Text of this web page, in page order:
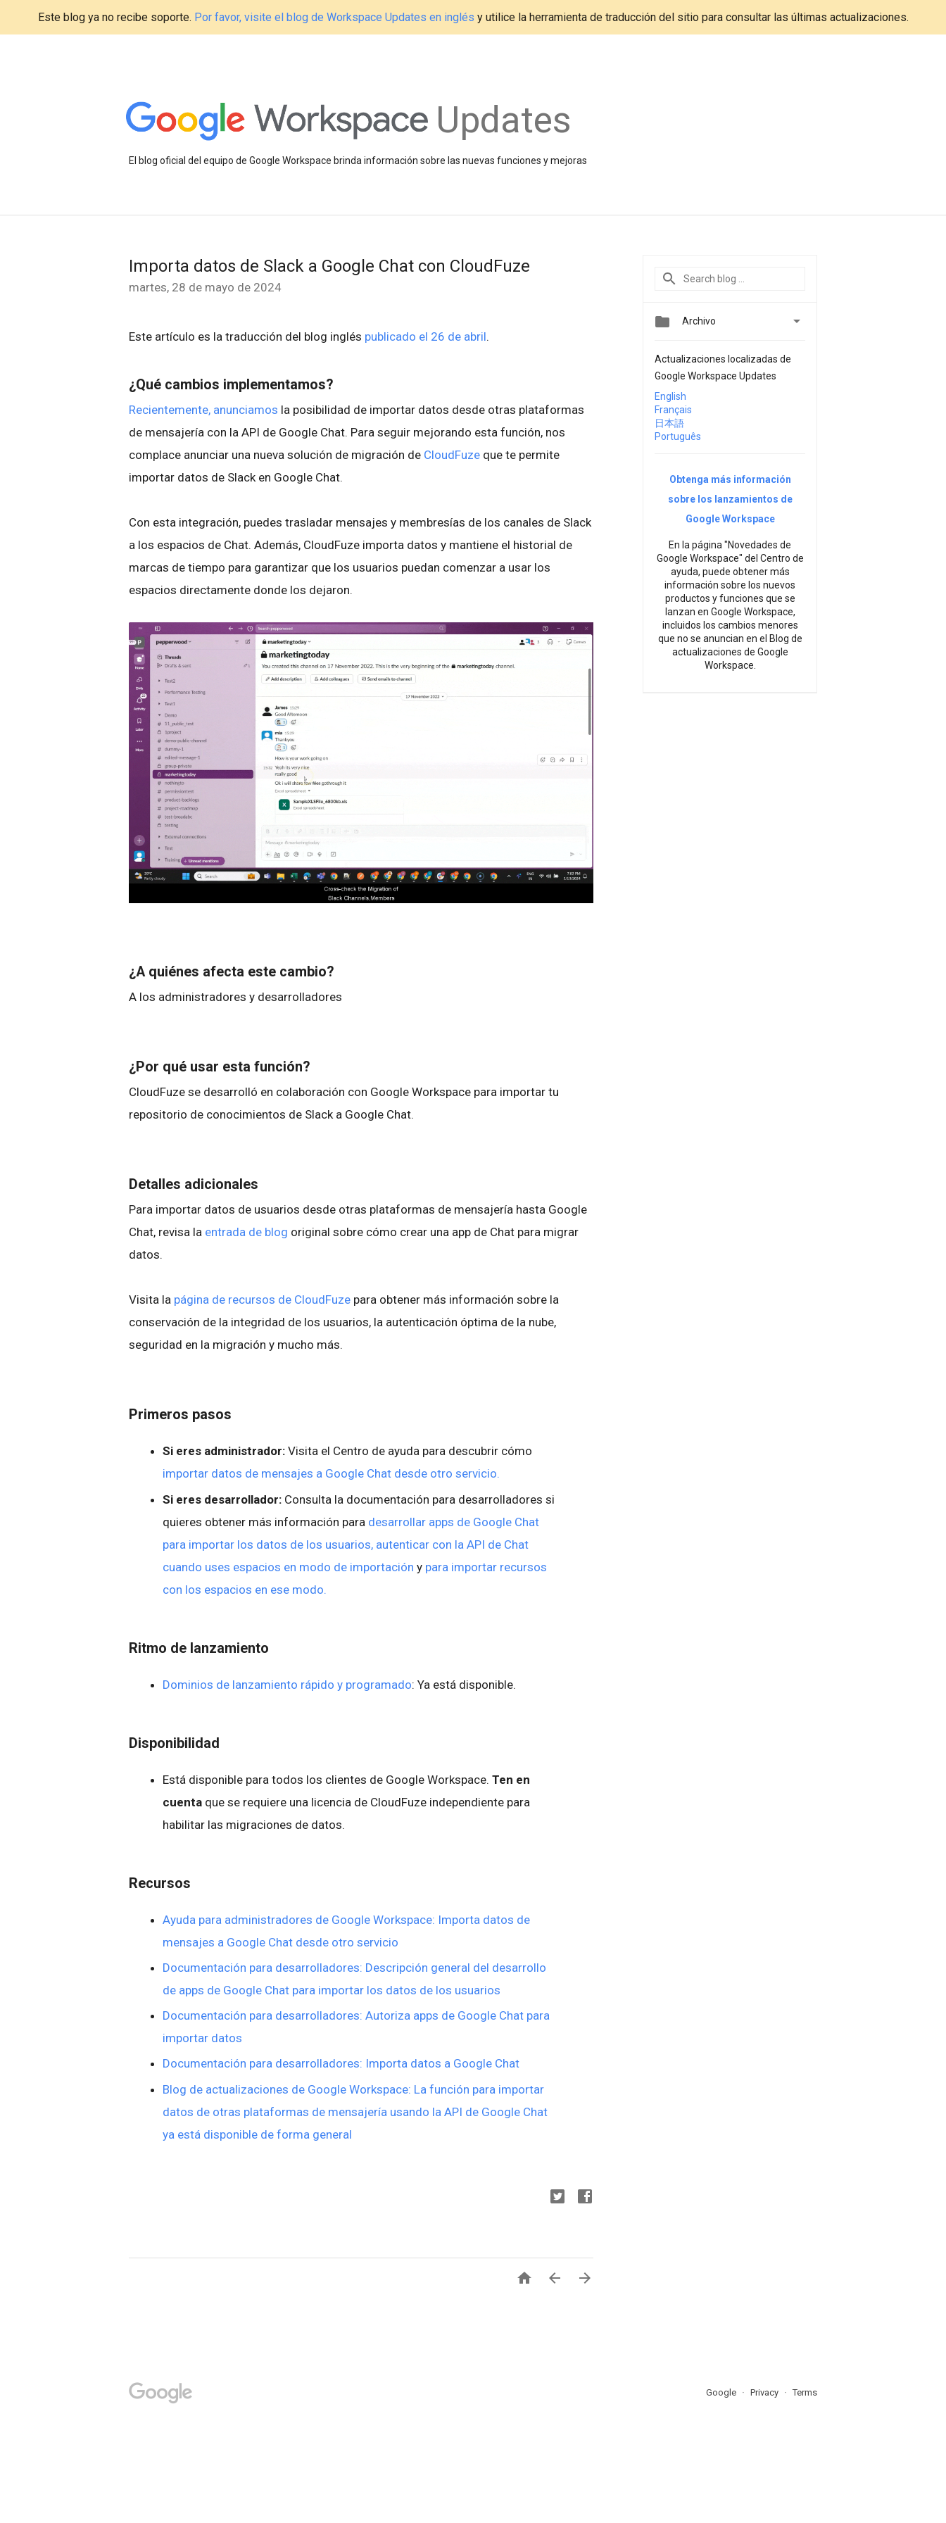
Este blog ya no recibe soporte. Por favor, visite el blog de Workspace Updates en inglés y utilice la herramienta de traducción del sitio para consultar las últimas actualizaciones.
Updates
El blog oficial del equipo de Google Workspace brinda información sobre las nuevas funciones y mejoras
Importa datos de Slack a Google Chat con CloudFuze
martes, 28 de mayo de 2024
Este artículo es la traducción del blog inglés publicado el 26 de abril.
¿Qué cambios implementamos?
Recientemente, anunciamos la posibilidad de importar datos desde otras plataformas
de mensajería con la API de Google Chat. Para seguir mejorando esta función, nos
complace anunciar una nueva solución de migración de CloudFuze que te permite
importar datos de Slack en Google Chat.
Con esta integración, puedes trasladar mensajes y membresías de los canales de Slack
a los espacios de Chat. Además, CloudFuze importa datos y mantiene el historial de
marcas de tiempo para garantizar que los usuarios puedan comenzar a usar los
espacios directamente donde los dejaron.
¿A quiénes afecta este cambio?
A los administradores y desarrolladores
¿Por qué usar esta función?
CloudFuze se desarrolló en colaboración con Google Workspace para importar tu
repositorio de conocimientos de Slack a Google Chat.
Detalles adicionales
Para importar datos de usuarios desde otras plataformas de mensajería hasta Google
Chat, revisa la entrada de blog original sobre cómo crear una app de Chat para migrar
datos.
Visita la página de recursos de CloudFuze para obtener más información sobre la
conservación de la integridad de los usuarios, la autenticación óptima de la nube,
seguridad en la migración y mucho más.
Primeros pasos
Si eres administrador: Visita el Centro de ayuda para descubrir cómo
importar datos de mensajes a Google Chat desde otro servicio.
Si eres desarrollador: Consulta la documentación para desarrolladores si
quieres obtener más información para desarrollar apps de Google Chat
para importar los datos de los usuarios, autenticar con la API de Chat
cuando uses espacios en modo de importación y para importar recursos
con los espacios en ese modo.
Ritmo de lanzamiento
Dominios de lanzamiento rápido y programado: Ya está disponible.
Disponibilidad
Está disponible para todos los clientes de Google Workspace. Ten en
cuenta que se requiere una licencia de CloudFuze independiente para
habilitar las migraciones de datos.
Recursos
Ayuda para administradores de Google Workspace: Importa datos de
mensajes a Google Chat desde otro servicio
Documentación para desarrolladores: Descripción general del desarrollo
de apps de Google Chat para importar los datos de los usuarios
Documentación para desarrolladores: Autoriza apps de Google Chat para
importar datos
Documentación para desarrolladores: Importa datos a Google Chat
Blog de actualizaciones de Google Workspace: La función para importar
datos de otras plataformas de mensajería usando la API de Google Chat
ya está disponible de forma general
  
 Archivo 
Actualizaciones localizadas de
Google Workspace Updates
English
Français
日本語
Português
Obtenga más información
sobre los lanzamientos de
Google Workspace
En la página "Novedades de
Google Workspace" del Centro de
ayuda, puede obtener más
información sobre los nuevos
productos y funciones que se
lanzan en Google Workspace,
incluidos los cambios menores
que no se anuncian en el Blog de
actualizaciones de Google
Workspace.
Google Privacy Terms